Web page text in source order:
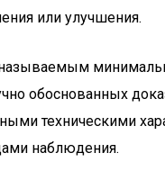
или улучшения.
обоснованных
техническими
наблюдения.